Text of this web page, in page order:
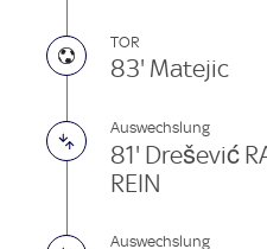
TOR
83' Matejic
Auswechslung
81' Drešević
REIN
Auswechslung